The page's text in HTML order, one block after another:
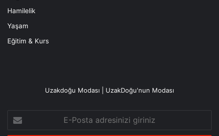
Hamilelik
Yaşam
Eğitim & Kurs
Uzakdoğu Modası | UzakDoğu'nun Modası
Posta